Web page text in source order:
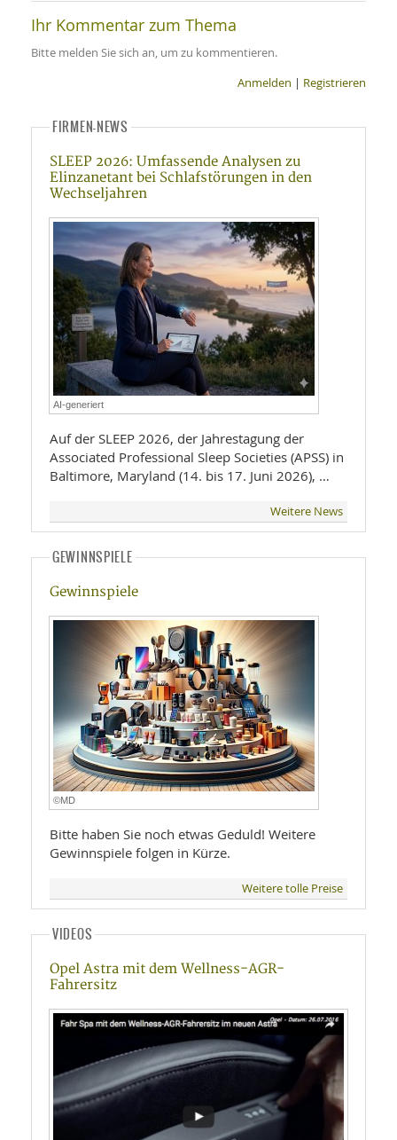
Ihr Kommentar zum Thema
Bitte melden Sie sich an, um zu kommentieren.
Anmelden | Registrieren
FIRMEN-NEWS
SLEEP 2026: Umfassende Analysen zu
Elinzanetant bei Schlafstörungen in den
Wechseljahren
AI-generiert
Auf der SLEEP 2026, der Jahrestagung der
Associated Professional Sleep Societies (APSS) in
Baltimore, Maryland (14. bis 17. Juni 2026), …
Weitere News
GEWINNSPIELE
Gewinnspiele
©MD
Bitte haben Sie noch etwas Geduld! Weitere
Gewinnspiele folgen in Kürze.
Weitere tolle Preise
VIDEOS
Opel Astra mit dem Wellness-AGR-
Fahrersitz